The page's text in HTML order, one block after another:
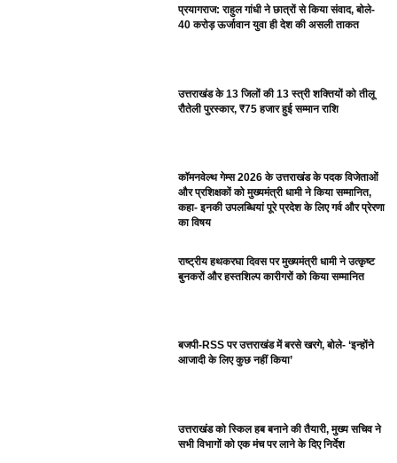
प्रयागराज: राहुल गांधी ने छात्रों से किया संवाद, बोले-
40 करोड़ ऊर्जावान युवा ही देश की असली ताकत
उत्तराखंड के 13 जिलों की 13 स्त्री शक्तियों को तीलू
रौतेली पुरस्कार, ₹75 हजार हुई सम्मान राशि
कॉमनवेल्थ गेम्स 2026 के उत्तराखंड के पदक विजेताओं
और प्रशिक्षकों को मुख्यमंत्री धामी ने किया सम्मानित,
कहा- इनकी उपलब्धियां पूरे प्रदेश के लिए गर्व और प्रेरणा
का विषय
राष्ट्रीय हथकरघा दिवस पर मुख्यमंत्री धामी ने उत्कृष्ट
बुनकरों और हस्तशिल्प कारीगरों को किया सम्मानित
बजपी-RSS पर उत्तराखंड में बरसे खरगे, बोले- ‘इन्होंने
आजादी के लिए कुछ नहीं किया’
उत्तराखंड को स्किल हब बनाने की तैयारी, मुख्य सचिव ने
सभी विभागों को एक मंच पर लाने के दिए निर्देश